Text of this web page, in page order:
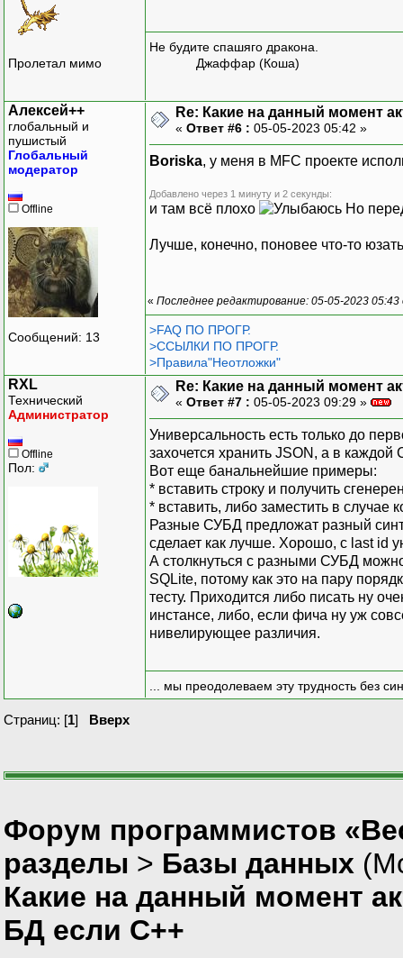
Пролетал мимо
Не будите спашяго дракона.
Джаффар (Коша)
Алексей++
глобальный и
пушистый
Глобальный
модератор
Offline
Сообщений: 13
Re: Какие на данный момент
« Ответ #6 : 05-05-2023 05:42 »
Boriska, у меня в MFC проекте
Добавлено через 1 минуту и 2 секунды:
и там всё плохо Но
Лучше, конечно, поновее что-то
« Последнее редактирование: 05-05-2023
>FAQ ПО ПРОГР.
>ССЫЛКИ ПО ПРОГР.
>Правила"Неотложки"
RXL
Технический
Администратор
Offline
Пол:
Re: Какие на данный момент
« Ответ #7 : 05-05-2023 09:29 »
Универсальность есть только до
захочется хранить JSON, а в
Вот еще банальнейшие примеры:
* вставить строку и получить
* вставить, либо заместить в случае
Разные СУБД предложат разный
сделает как лучше. Хорошо, с last id
А столкнуться с разными СУБД
SQLite, потому как это на пару
тесту. Приходится либо писать ну
инстансе, либо, если фича ну уж
нивелирующее различия.
... мы преодолеваем эту трудность без
Страниц: [1] Вверх
Форум программистов
разделы > Базы данных
Какие на данный момент
БД если С++